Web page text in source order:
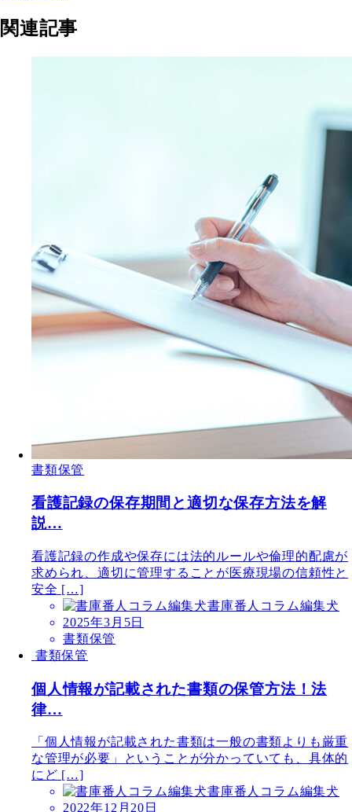
関連記事
書類保管
看護記録の保存期間と適切な保存方法を解
説…
看護記録の作成や保存には法的ルールや倫理的配慮が
求められ、適切に管理することが医療現場の信頼性と
安全 […]
書庫番人コラム編集犬
2025年3月5日
書類保管
書類保管
個人情報が記載された書類の保管方法！法
律…
「個人情報が記載された書類は一般の書類よりも厳重
な管理が必要」ということが分かっていても、具体的
にど […]
書庫番人コラム編集犬
2022年12月20日